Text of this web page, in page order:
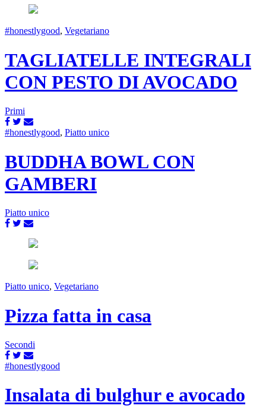
#honestlygood, Vegetariano
TAGLIATELLE INTEGRALI
CON PESTO DI AVOCADO
Primi
#honestlygood, Piatto unico
BUDDHA BOWL CON
GAMBERI
Piatto unico
Piatto unico, Vegetariano
Pizza fatta in casa
Secondi
#honestlygood
Insalata di bulghur e avocado